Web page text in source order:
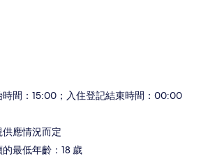
時間：15:00；入住登記結束時間：00:00
應情況而定
最低年齡：18 歲